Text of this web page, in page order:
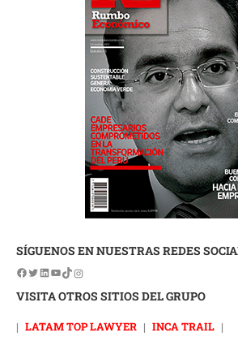
SÍGUENOS EN NUESTRAS REDES
VISITA OTROS SITIOS DEL GRUPO
| LATAM TOP LAWYER | INCA TRAIL |